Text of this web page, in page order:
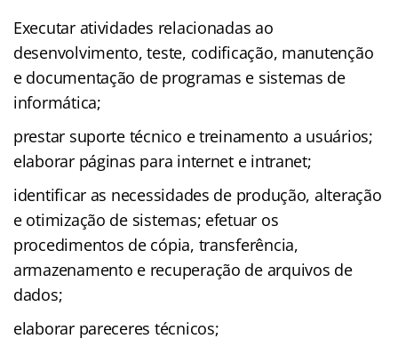
Executar atividades relacionadas ao
desenvolvimento, teste, codificação, manutenção
e documentação de programas e sistemas de
informática;
prestar suporte técnico e treinamento a usuários;
elaborar páginas para internet e intranet;
identificar as necessidades de produção, alteração
e otimização de sistemas; efetuar os
procedimentos de cópia, transferência,
armazenamento e recuperação de arquivos de
dados;
elaborar pareceres técnicos;